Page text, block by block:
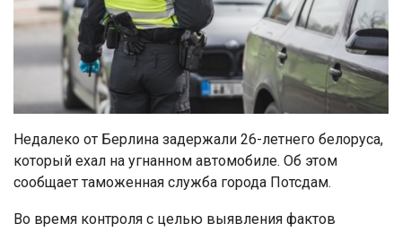
Недалеко от Берлина задержали 26-летнего белоруса,
который ехал на угнанном автомобиле. Об этом
сообщает таможенная служба города Потсдам.
Во время контроля с целью выявления фактов